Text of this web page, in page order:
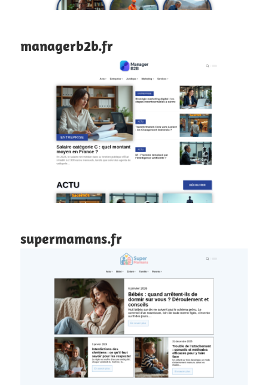
managerb2b.fr
supermamans.fr